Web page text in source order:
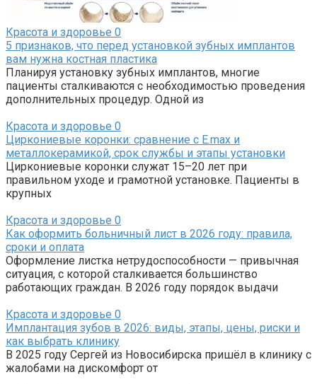
Красота и здоровье 0
5 признаков, что перед установкой зубных имплантов
вам нужна костная пластика
Планируя установку зубных имплантов, многие
пациенты сталкиваются с необходимостью проведения
дополнительных процедур. Одной из
Красота и здоровье 0
Циркониевые коронки: сравнение с E.max и
металлокерамикой, срок службы и этапы установки
Циркониевые коронки служат 15–20 лет при
правильном уходе и грамотной установке. Пациенты в
крупных
Красота и здоровье 0
Как оформить больничный лист в 2026 году: правила,
сроки и оплата
Оформление листка нетрудоспособности — привычная
ситуация, с которой сталкивается большинство
работающих граждан. В 2026 году порядок выдачи
Красота и здоровье 0
Имплантация зубов в 2026: виды, этапы, цены, риски и
как выбрать клинику
В 2025 году Сергей из Новосибирска пришёл в клинику с
жалобами на дискомфорт от